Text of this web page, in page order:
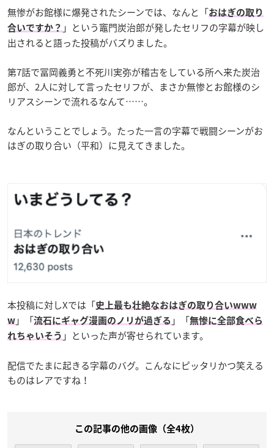
無惨がお館様に爆発されたシーンでは、なんと「おはぎの取り
合いですか？ 」という竈門炭治郎が発したセリフの字幕が映し
出されると語った投稿がバズりました。
第7話で冨岡義勇と不死川実弥が稽古をしている所へ来た炭治
郎が、2人に対して言ったセリフが、まさか無惨とお館様のシ
リアスシーンで流れるなんて……。
なんということでしょう。たった一言の字幕で戦闘シーンがお
はぎの取り合い（平和）に見えてきました。
本投稿に対しXでは「史上最も壮絶なおはぎの取り合いwww
w 」「流石にギャグ漫画のノリが過ぎる 」「無惨に全部食べら
れちゃいそう 」といった声が寄せられています。
配信でたまに起きる字幕のバグ。こんなにピッタリかつ笑える
ものはレアですね！
この記事の他の画像（全4枚）